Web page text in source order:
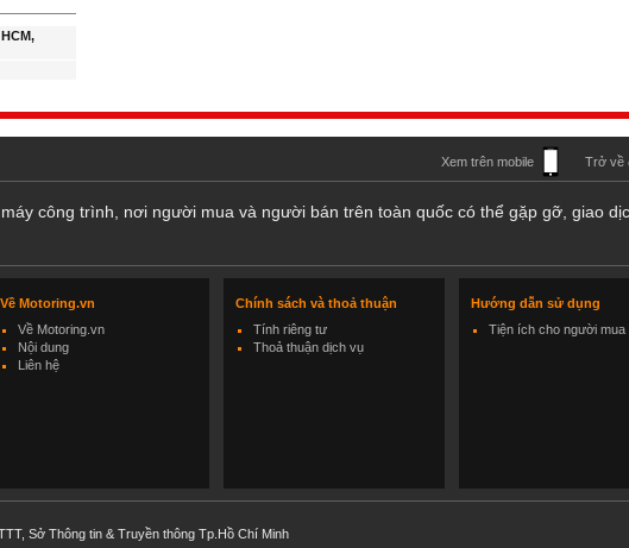
Xem trên mobile Trở về
công trình, nơi người mua và người bán trên toàn quốc có thể gặp gỡ, giao
Về Motoring.vn
Về Motoring.vn
Nội dung
Liên hệ
Chính sách và thoả thuận
Tính riêng tư
Thoả thuận dịch vụ
Hướng dẫn sử dụng
Tiện ích cho người mua
Sở Thông tin & Truyền thông Tp.Hồ Chí Minh